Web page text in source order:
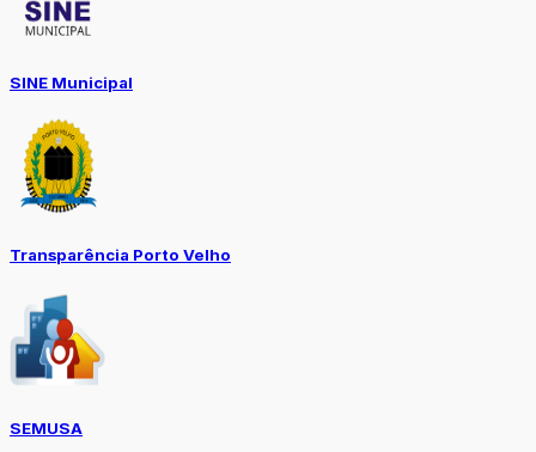
SINE Municipal
Transparência Porto Velho
SEMUSA